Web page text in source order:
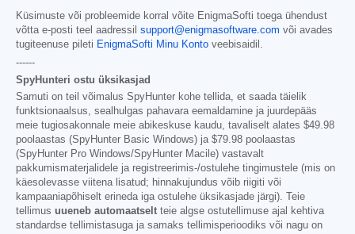
Küsimuste või probleemide korral võite EnigmaSofti toega ühendust
võtta e-posti teel aadressil support@enigmasoftware.com või avades
tugiteenuse pileti EnigmaSofti Minu Konto veebisaidil.
------
SpyHunteri ostu üksikasjad
Samuti on teil võimalus SpyHunter kohe tellida, et saada täielik
funktsionaalsus, sealhulgas pahavara eemaldamine ja juurdepääs
meie tugiosakonnale meie abikeskuse kaudu, tavaliselt alates $49.98
poolaastas (SpyHunter Basic Windows) ja $79.98 poolaastas
(SpyHunter Pro Windows/SpyHunter Macile) vastavalt
pakkumismaterjalidele ja registreerimis-/ostulehe tingimustele (mis on
käesolevasse viitena lisatud; hinnakujundus võib riigiti või
kampaaniapõhiselt erineda iga ostulehe üksikasjade järgi). Teie
tellimus uueneb automaatselt teie algse ostutellimuse ajal kehtiva
standardse tellimistasuga ja samaks tellimisperioodiks või nagu on